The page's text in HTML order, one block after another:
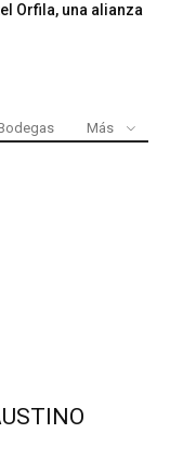
Orfila, una alianza
Más